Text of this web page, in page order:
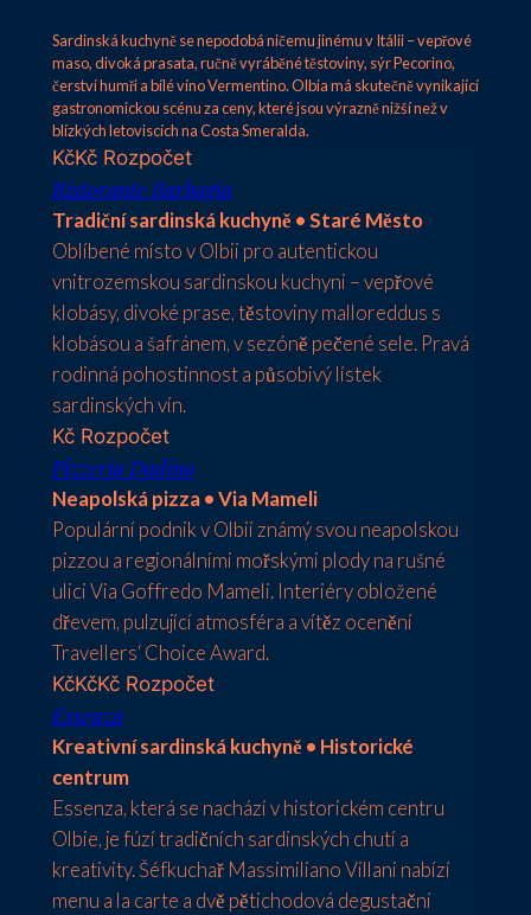
Sardinská kuchyně se nepodobá ničemu jinému v Itálii – vepřové
maso, divoká prasata, ručně vyráběné těstoviny, sýr Pecorino,
čerství humři a bílé víno Vermentino. Olbia má skutečně vynikající
gastronomickou scénu za ceny, které jsou výrazně nižší než v
blízkých letoviscích na Costa Smeralda.
KčKčRozpočet
Ristorante Barbagia
Tradiční sardinská kuchyně • Staré Město
Oblíbené místo v Olbii pro autentickou
vnitrozemskou sardinskou kuchyni – vepřové
klobásy, divoké prase, těstoviny malloreddus s
klobásou a šafránem, v sezóně pečené sele. Pravá
rodinná pohostinnost a působivý lístek
sardinských vín.
KčRozpočet
Pizzeria Dadino
Neapolská pizza • Via Mameli
Populární podnik v Olbii známý svou neapolskou
pizzou a regionálními mořskými plody na rušné
ulici Via Goffredo Mameli. Interiéry obložené
dřevem, pulzující atmosféra a vítěz ocenění
Travellers‘ Choice Award.
KčKčKč Rozpočet
Essenza
Kreativní sardinská kuchyně • Historické
centrum
Essenza, která se nachází v historickém centru
Olbie, je fúzí tradičních sardinských chutí a
kreativity. Šéfkuchař Massimiliano Villani nabízí
menu a la carte a dvě pětichodová degustační